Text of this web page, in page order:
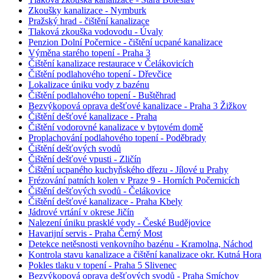
Zkoušky kanalizace - Nymburk
Pražský hrad - čištění kanalizace
Tlaková zkouška vodovodu - Úvaly
Penzion Dolní Počernice - čištění ucpané kanalizace
Výměna starého topení - Praha 3
Čištění kanalizace restaurace v Čelákovicích
Čištění podlahového topení - Dřevčice
Lokalizace úniku vody z bazénu
Čištění podlahového topení - Buštěhrad
Bezvýkopová oprava dešťové kanalizace - Praha 3 Žižkov
Čištění dešťové kanalizace - Praha
Čištění vodorovné kanalizace v bytovém domě
Proplachování podlahového topení - Poděbrady
Čištění dešťových svodů
Čištění dešťové vpusti - Zličín
Čištění ucpaného kuchyňského dřezu - Jílové u Prahy
Frézování patních kolen v Praze 9 - Horních Počernicích
Čištění dešťových svodů - Čelákovice
Čištění dešťové kanalizace - Praha Kbely
Jádrové vrtání v okrese Jičín
Nalezení úniku prasklé vody - České Budějovice
Havarijní servis - Praha Černý Most
Detekce netěsnosti venkovního bazénu - Kramolna, Náchod
Kontrola stavu kanalizace a čištění kanalizace okr. Kutná Hora
Pokles tlaku v topení - Praha 5 Slivenec
Bezvýkopová oprava dešťových svodů - Praha Smíchov